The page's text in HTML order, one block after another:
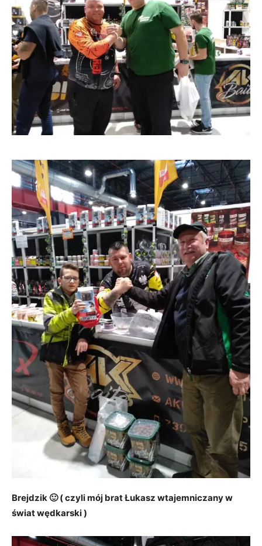
Brejdzik 🙂 ( czyli mój brat Łukasz wtajemniczany w
świat wędkarski )